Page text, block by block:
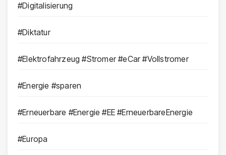
#Digitalisierung
#Diktatur
#Elektrofahrzeug #Stromer #eCar #Vollstromer
#Energie #sparen
#Erneuerbare #Energie #EE #ErneuerbareEnergie
#Europa